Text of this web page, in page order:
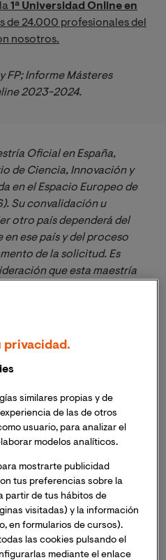
1ª Universidad Online en
de 24.000 profesionales del
nosotros.
FP; Informe Másteres
2023-2024.
Oficial en España,
de Ciencia, Innovación y
en el Espacio Europeo de
Su convalidación u
otro país dependerá del
ese país y del proceso
de la solicitud. Es
que esta maestría
de títulos reconocibles
en la modalidad en línea
al respecto, te
web oficial de
nuestra
privacidad.
similares propias y de
de las de otros
usuario, para analizar el
modelos analíticos.
mostrarte publicidad
tus preferencias sobre la
partir de tus hábitos de
visitadas) y la información
en formularios de cursos).
las cookies pulsando el
mediante el enlace